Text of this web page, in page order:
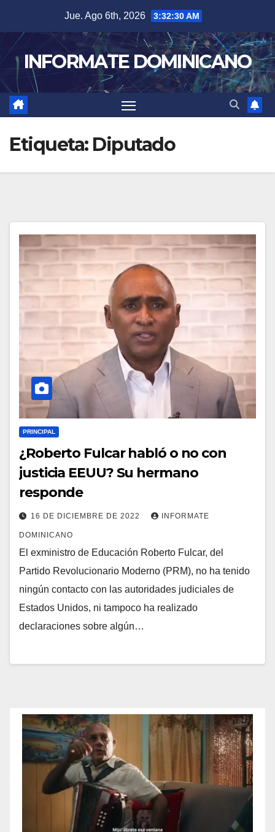
content
Jue. Ago 6th, 2026 3:32:31 AM
INFORMATE DOMINICANO
Etiqueta: Diputado
PRINCIPAL
¿Roberto Fulcar habló o no con
justicia EEUU? Su hermano
responde
16 DE DICIEMBRE DE 2022 INFORMATE
DOMINICANO
El exministro de Educación Roberto Fulcar, del
Partido Revolucionario Moderno (PRM), no ha tenido
ningún contacto con las autoridades judiciales de
Estados Unidos, ni tampoco ha realizado
declaraciones sobre algún…